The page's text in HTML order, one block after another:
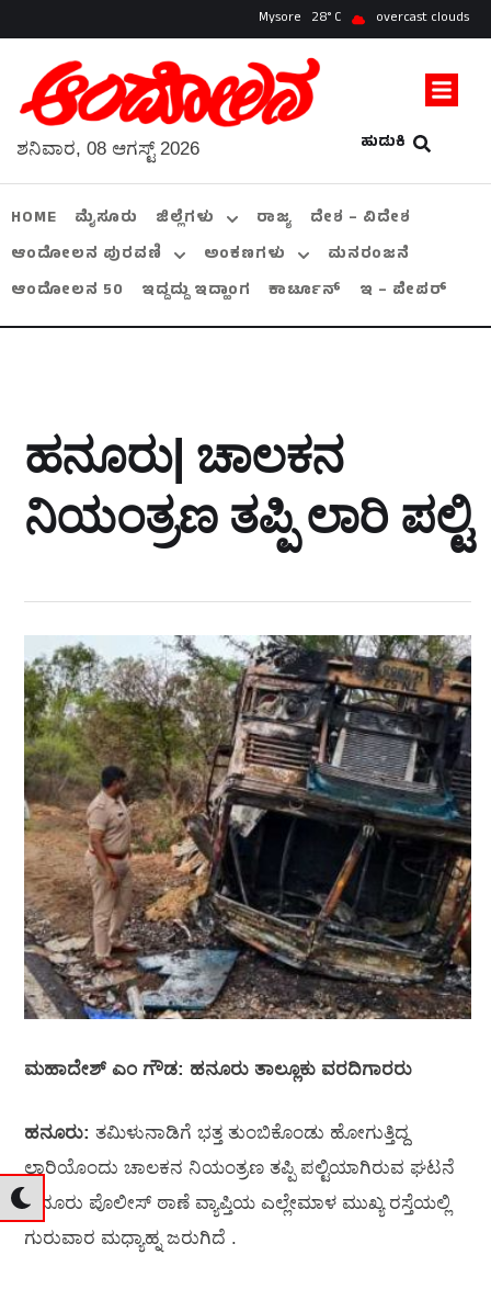
Mysore 28 overcast clouds
ಹುಡುಕಿ
ಶನಿವಾರ, 08 ಆಗಸ್ಟ್ 2026
HOME ಮೈಸೂರು ಜಿಲ್ಲೆಗಳು ರಾಜ್ಯ
ದೇಶ – ವಿದೇಶ
ಆಂದೋಲನ ಪುರವಣಿ
ಅಂಕಣಗಳು
ಮನರಂಜನೆ
ಆಂದೋಲನ 50
ಇದ್ದದ್ದು ಇದ್ಹಾಂಗ ಕಾರ್ಟೂನ್ ಇ – ಪೇಪರ್
ಹನೂರು| ಚಾಲಕನ
ನಿಯಂತ್ರಣ ತಪ್ಪಿ ಲಾರಿ ಪಲ್ಟಿ
ಮಹಾದೇಶ್‌ ಎಂ ಗೌಡ: ಹನೂರು ತಾಲ್ಲೂಕು ವರದಿಗಾರರು
ಹನೂರು: ತಮಿಳುನಾಡಿಗೆ ಭತ್ತ ತುಂಬಿಕೊಂಡು ಹೋಗುತ್ತಿದ್ದ
ಲಾರಿಯೊಂದು ಚಾಲಕನ ನಿಯಂತ್ರಣ ತಪ್ಪಿ ಪಲ್ಟಿಯಾಗಿರುವ ಘಟನೆ
ಹನೂರು ಪೊಲೀಸ್ ಠಾಣೆ ವ್ಯಾಪ್ತಿಯ ಎಲ್ಲೇಮಾಳ ಮುಖ್ಯ ರಸ್ತೆಯಲ್ಲಿ
ಗುರುವಾರ ಮಧ್ಯಾಹ್ನ ಜರುಗಿದೆ .